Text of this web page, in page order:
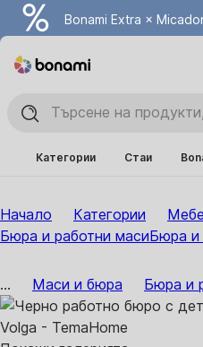
Bonami Extra ×
Категории Стаи
Начало Категории
Бюра и работни масиБюра и
... Маси и бюра Бюра и